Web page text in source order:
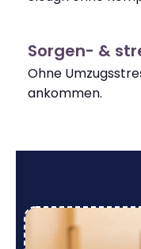
Sorgen- &
Ohne
ankommen.